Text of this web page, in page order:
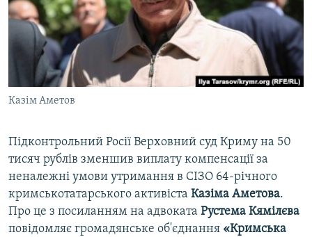
ВІДЕОУРОКИ «ELIFBE»
СВІДЧЕННЯ ОКУПАЦІЇ
УКРАЇНСЬКА ПРОБЛЕМА КРИМУ
ІНФОГРАФІКА
Русский
Qırımtatar
ДОЛУЧАЙСЯ!
Усі сайти RFE/RL
Казім Аметов
Підконтрольний Росії Верховний суд Криму на 50
тисяч рублів зменшив виплату компенсації за
неналежні умови утримання в СІЗО 64-річного
кримськотатарського активіста Казіма Аметова.
Про це з посиланням на адвоката Рустема Кямілєва
повідомляє громадянське об'єднання «Кримська